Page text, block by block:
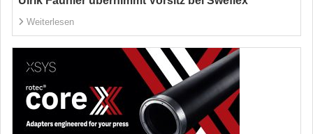
Weiterlesen